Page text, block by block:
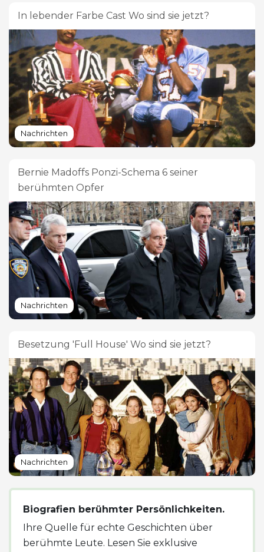
In lebender Farbe Cast Wo sind sie jetzt?
Nachrichten
Bernie Madoffs Ponzi-Schema 6 seiner
berühmten Opfer
Nachrichten
Besetzung 'Full House' Wo sind sie jetzt?
Nachrichten
Biografien berühmter Persönlichkeiten.
Ihre Quelle für echte Geschichten über
berühmte Leute. Lesen Sie exklusive